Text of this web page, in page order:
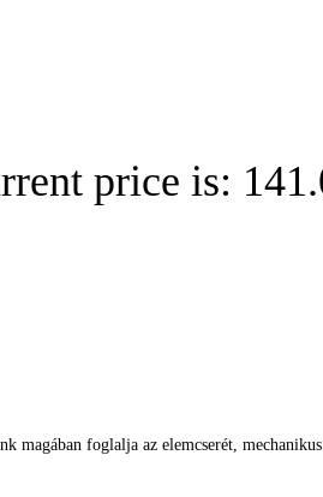
price is:
magában foglalja az elemcserét,